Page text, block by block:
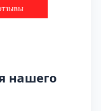
нашего